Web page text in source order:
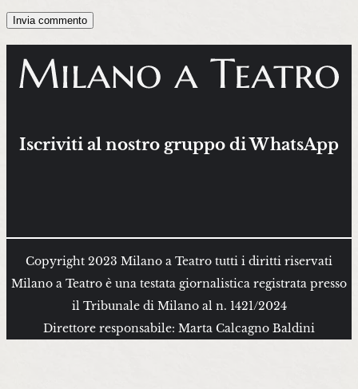
Iscriviti al nostro gruppo di WhatsApp
Copyright 2023 Milano a Teatro tutti i diritti riservati
Milano a Teatro è una testata giornalistica registrata presso
il Tribunale di Milano al n. 1421/2024
Direttore responsabile: Marta Calcagno Baldini